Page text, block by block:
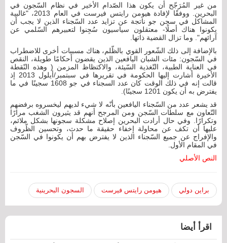
من غير المُرَجّح أن يكون هذا الصّدام الأخير في نظام السّجون في
البحرين. ووفقًا لإفادة هيومن رايتس فيرست في العام 2013، "غالبية
المشاكل في سجن جو ناتجة عن تزايد عدد السّجناء الذين لا يجب أن
يكونوا هناك أصلًا- معتقلون سياسيون سُجِنوا لتعبيرهم السّلمي عن
آرائهم". وما تزال القضية ذاتها.
بالإضافة إلى ذلك الشّعور القوي بالظّلم، هناك مسببات أخرى للاضطراب
في السّجون: مئات الشبان اليافعين الذين يقضون أحكامًا طويلة، النقص
في العناية الطبية، التّغذية السّيئة، والاكتظاظ المزمن ( وهذه النّقطة
الأخيرة أشارت إليها الحكومة في تقريرها في سبتمبر/أيلول 2013 إذ
قالت إنه في ذلك الوقت كان عدد السجناء في جو 1608 سجينًا في ما
يفترض به أن يكون 1201 سجينًا).
قد يشعر عدد من السّجناء اليافعين بأنّه لا شيء لديهم ليخسروه برفضهم
التّعاون مع سلطات السّجن ومن المرجح أنهم قد يثيرون الشغب مرارًا
وتكرارًا. وفي حال أرادت البحرين إصلاح مشكلة سجونها بشكل ملائم،
عليها أن تكف عن محاولة إخفاء حقيقة ما حدث، وتحسين الظّروف
والإفراج عن جميع السّجناء الذين لا يفترض بهم أن يكونوا في السّجن
في المقام الأول.
النص الأصلي
براين دولي هيومن رايتس فيرست السجون البحرينية
اقرأ أيضا